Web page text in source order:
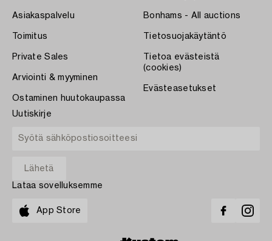
Asiakaspalvelu
Toimitus
Private Sales
Arviointi & myyminen
Ostaminen huutokaupassa
Bonhams - All auctions
Tietosuojakäytäntö
Tietoa evästeistä
(cookies)
Evästeasetukset
Uutiskirje
Lataa sovelluksemme
App Store